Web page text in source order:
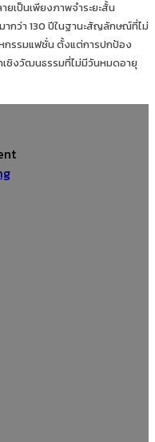
เป็นเพียงภาพจำระยะสั้น
กว่า 130 ปีในฐานะสัญลักษณ์ที่ไม่
รรมแฟชั่น ตั้งแต่การปกป้อง
ชิงวัฒนธรรมที่ไม่มีวันหมดอายุ